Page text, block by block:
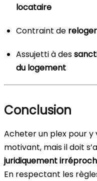
locataire
Contraint de
Assujetti à des
du logement
Conclusion
Acheter un plex pour
motivant, mais il doit
juridiquement
En respectant les